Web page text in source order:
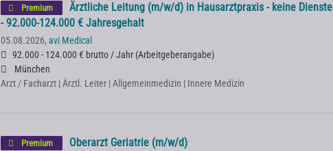
Premium
Ärztliche Leitung (m/w/d) in Hausarztpraxis - keine Dienste
- 92.000-124.000 € Jahresgehalt
05.08.2026, avi Medical
92.000 - 124.000 € brutto / Jahr (Arbeitgeberangabe)
München
Arzt / Facharzt | Ärztl. Leiter | Allgemeinmedizin | Innere Medizin
Premium Oberarzt Geriatrie (m/w/d)